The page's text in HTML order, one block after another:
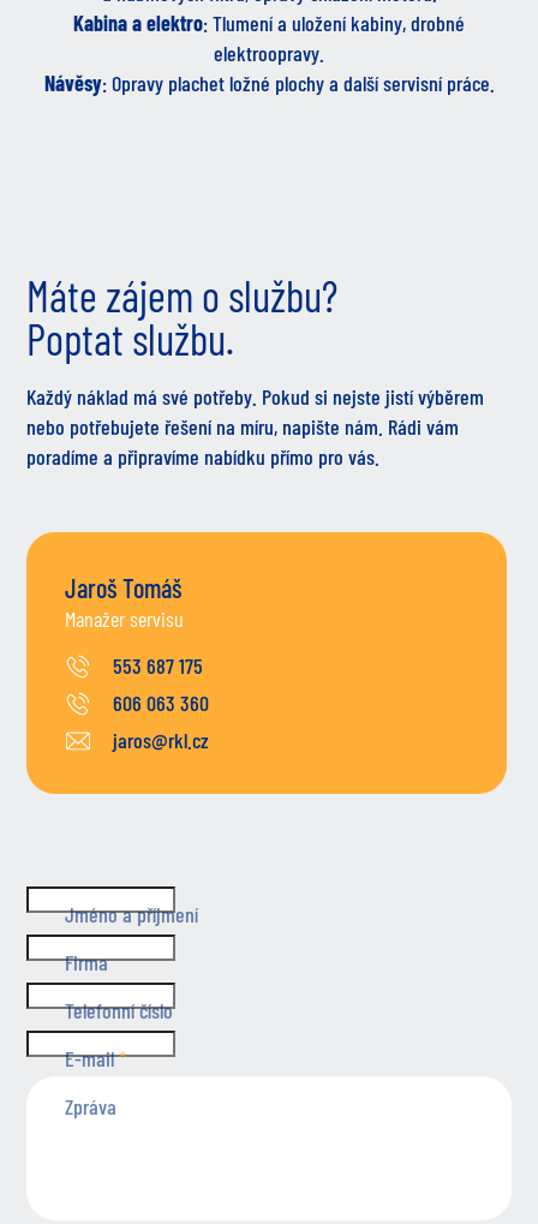
Kabina a elektro: Tlumení a uložení kabiny, drobné
elektroopravy.
Návěsy: Opravy plachet ložné plochy a další servisní práce.
Máte zájem o službu?
Poptat službu.
Každý náklad má své potřeby. Pokud si nejste jistí výběrem
nebo potřebujete řešení na míru, napište nám. Rádi vám
poradíme a připravíme nabídku přímo pro vás.
Jaroš Tomáš
Manažer servisu
553 687 175
606 063 360
jaros@rkl.cz
Nevyplňujte toto pole
Jméno a příjmení
Firma
Telefonní číslo
E-mail*
Zpráva